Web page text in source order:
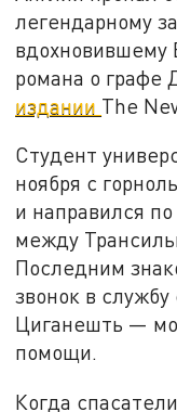
легендарному
вдохновившему
романа о графе
издании The
Студент
ноября с
и направился
между
Последним
звонок в
Циганешть —
помощи.
Когда